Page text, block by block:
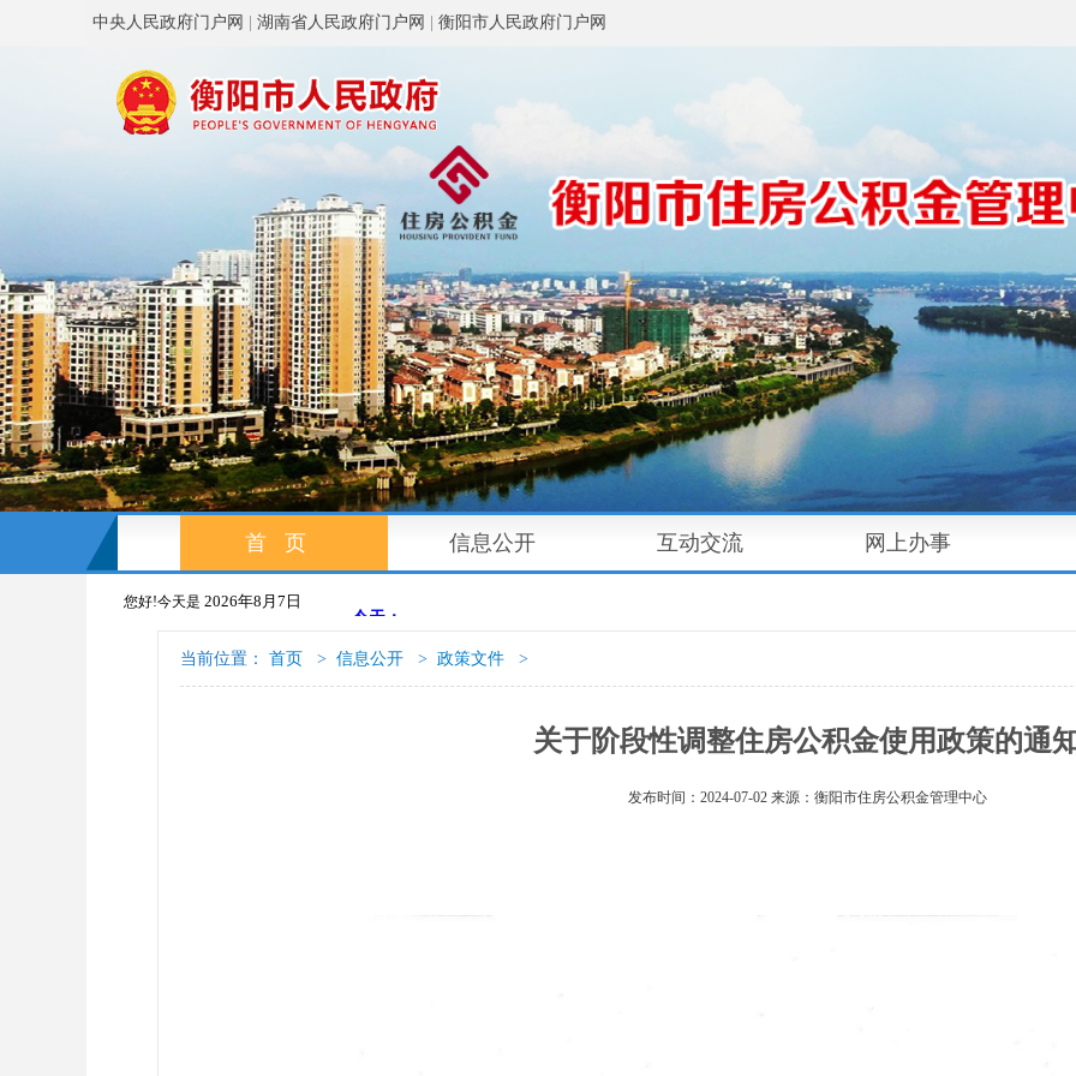
中央人民政府门户网 湖南省人民政府门户网 衡阳市人民政府门户网
首页 信息公开 互动交流 网上办事
您好!今天是 2026年8月7日
当前位置： 首页 > 信息公开 > 政策文件 >
关于阶段性调整住房公积金使用政策的通
发布时间：2024-07-02 来源：衡阳市住房公积金管理中心